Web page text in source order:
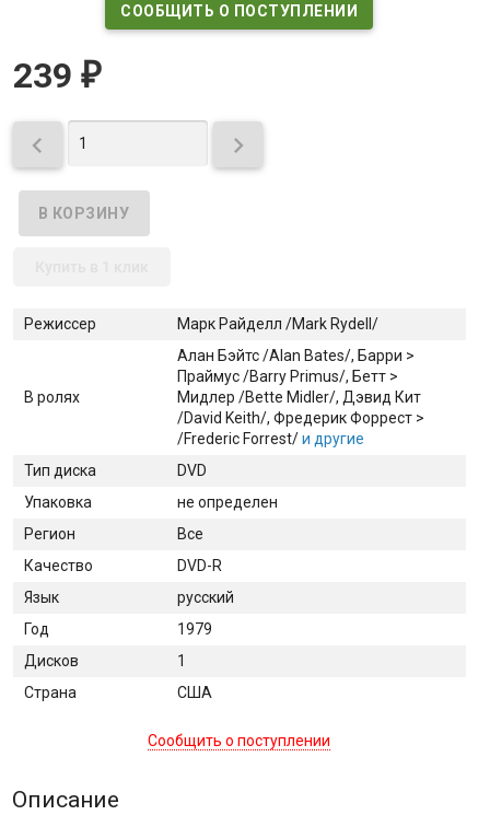
СООБЩИТЬ О ПОСТУПЛЕНИИ
239 ₽
 
Режиссер Марк Райделл /Mark Rydell/
В ролях
Алан Бэйтс /Alan Bates/, Барри >
Праймус /Barry Primus/, Бетт >
Мидлер /Bette Midler/, Дэвид Кит
/David Keith/, Фредерик Форрест >
/Frederic Forrest/и другие
Тип диска
DVD
Упаковка
не определен
Регион
Все
Качество
DVD-R
Язык
русский
Год
1979
Дисков
1
Страна
США
Сообщить о поступлении
Описание